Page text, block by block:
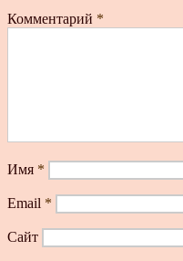
Комментарий *
Имя *
Email *
Сайт